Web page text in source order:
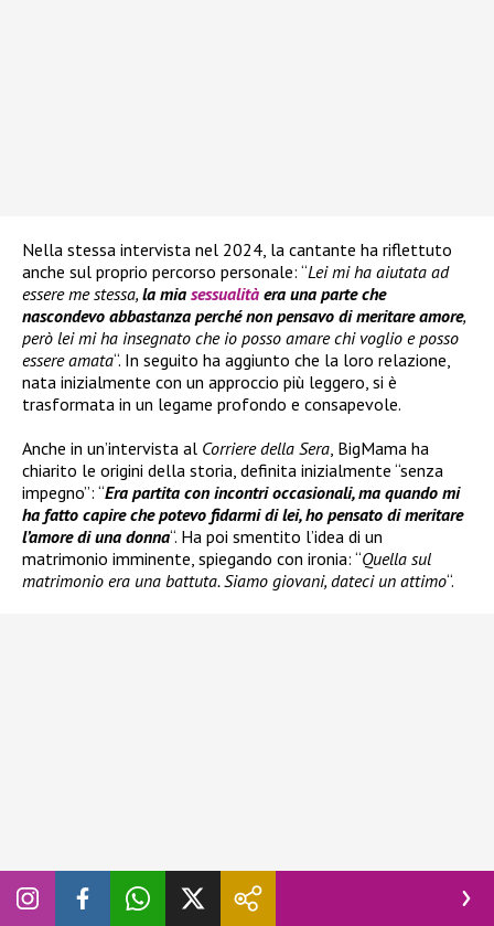
Nella stessa intervista nel 2024, la cantante ha riflettuto
anche sul proprio percorso personale: “Lei mi ha aiutata ad
essere me stessa, la mia sessualità era una parte che
nascondevo abbastanza perché non pensavo di meritare amore,
però lei mi ha insegnato che io posso amare chi voglio e posso
essere amata“. In seguito ha aggiunto che la loro relazione,
nata inizialmente con un approccio più leggero, si è
trasformata in un legame profondo e consapevole.
Anche in un’intervista al Corriere della Sera, BigMama ha
chiarito le origini della storia, definita inizialmente “senza
impegno”: “Era partita con incontri occasionali, ma quando mi
ha fatto capire che potevo fidarmi di lei, ho pensato di meritare
l’amore di una donna“. Ha poi smentito l’idea di un
matrimonio imminente, spiegando con ironia: “Quella sul
matrimonio era una battuta. Siamo giovani, dateci un attimo“.